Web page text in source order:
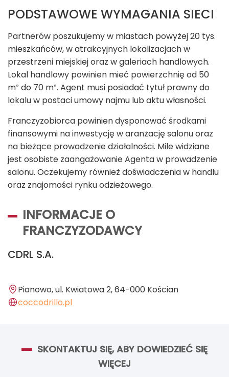
PODSTAWOWE WYMAGANIA SIECI
Partnerów poszukujemy w miastach powyżej 20 tys.
mieszkańców, w atrakcyjnych lokalizacjach w
przestrzeni miejskiej oraz w galeriach handlowych.
Lokal handlowy powinien mieć powierzchnię od 50
m² do 70 m². Agent musi posiadać tytuł prawny do
lokalu w postaci umowy najmu lub aktu własności.
Franczyzobiorca powinien dysponować środkami
finansowymi na inwestycję w aranżację salonu oraz
na bieżące prowadzenie działalności. Mile widziane
jest osobiste zaangażowanie Agenta w prowadzenie
salonu. Oczekujemy również doświadczenia w handlu
oraz znajomości rynku odzieżowego.
INFORMACJE O
FRANCZYZODAWCY
CDRL S.A.
Pianowo, ul. Kwiatowa 2, 64-000 Kościan
coccodrillo.pl
SKONTAKTUJ SIĘ, ABY DOWIEDZIEĆ SIĘ
WIĘCEJ